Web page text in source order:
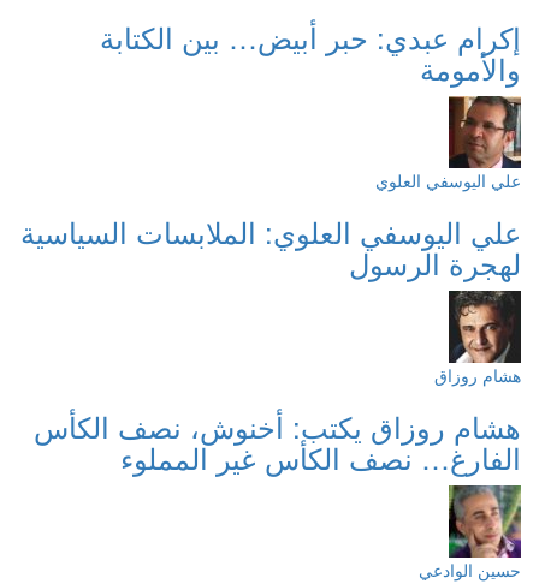
إكرام عبدي: حبر أبيض… بين الكتابة
والأمومة
علي اليوسفي العلوي
علي اليوسفي العلوي: الملابسات السياسية
لهجرة الرسول
هشام روزاق
هشام روزاق يكتب: أخنوش، نصف الكأس
الفارغ… نصف الكأس غير المملوء
حسين الوادعي